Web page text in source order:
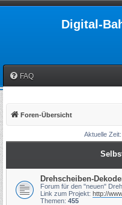
Digital-
FAQ
Foren-Übersicht
Aktuelle
Drehscheiben-
Forum für den "neuen"
Link zum Projekt: http://
Themen: 455